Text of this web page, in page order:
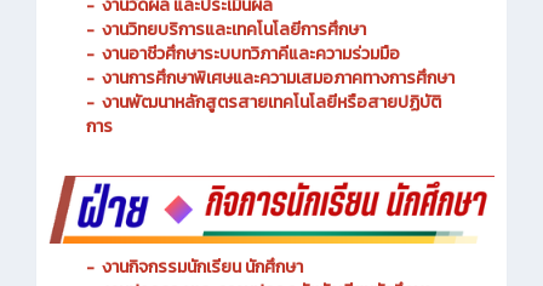
- งานพัฒนาหลักสูตรการจัดการเรียนรู้
- งานวัดผล และประเมินผล
- งานวิทยบริการและเทคโนโลยีการศึกษา
- งานอาชีวศึกษาระบบทวิภาคีและความร่วมมือ
- งานการศึกษาพิเศษและความเสมอภาคทางการศึกษา
- งานพัฒนาหลักสูตรสายเทคโนโลยีหรือสายปฏิบัติ